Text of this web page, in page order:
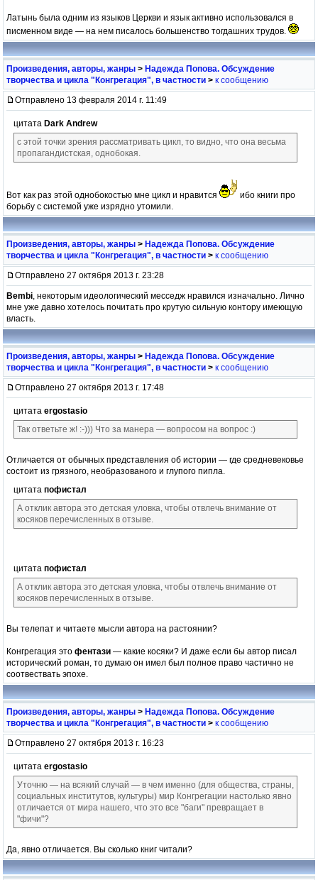
Латынь была одним из языков Церкви и язык активно использовался в
писменном виде — на нем писалось большенство тогдашних трудов.
Произведения, авторы, жанры > Надежда Попова. Обсуждение
творчества и цикла "Конгрегация", в частности > к сообщению
Отправлено 13 февраля 2014 г. 11:49
цитата Dark Andrew
с этой точки зрения рассматривать цикл, то видно, что она весьма
пропагандистская, однобокая.
Вот как раз этой однобокостью мне цикл и нравится
ибо книги про
борьбу с системой уже изрядно утомили.
Произведения, авторы, жанры > Надежда Попова. Обсуждение
творчества и цикла "Конгрегация", в частности > к сообщению
Отправлено 27 октября 2013 г. 23:28
Bembi, некоторым идеологический месседж нравился изначально. Лично
мне уже давно хотелось почитать про крутую сильную контору имеющую
власть.
Произведения, авторы, жанры > Надежда Попова. Обсуждение
творчества и цикла "Конгрегация", в частности > к сообщению
Отправлено 27 октября 2013 г. 17:48
цитата ergostasio
Так ответьте ж! :-))) Что за манера — вопросом на вопрос :)
Отличается от обычных представления об истории — где средневековье
состоит из грязного, необразованого и глупого пипла.
цитата пофистал
А отклик автора это детская уловка, чтобы отвлечь внимание от
косяков перечисленных в отзыве.
цитата пофистал
А отклик автора это детская уловка, чтобы отвлечь внимание от
косяков перечисленных в отзыве.
Вы телепат и читаете мысли автора на растоянии?
Конгрегация это фентази — какие косяки? И даже если бы автор писал
исторический роман, то думаю он имел был полное право частично не
соотвествать эпохе.
Произведения, авторы, жанры > Надежда Попова. Обсуждение
творчества и цикла "Конгрегация", в частности > к сообщению
Отправлено 27 октября 2013 г. 16:23
цитата ergostasio
Уточню — на всякий случай — в чем именно (для общества, страны,
социальных институтов, культуры) мир Конгрегации настолько явно
отличается от мира нашего, что это все "баги" превращает в
"фичи"?
Да, явно отличается. Вы сколько книг читали?